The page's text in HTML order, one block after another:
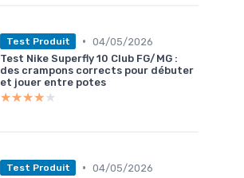
Test Produit • 04/05/2026
Test Nike Superfly 10 Club FG/MG :
des crampons corrects pour débuter
et jouer entre potes
★★★★★
★★★★★
Test Produit • 04/05/2026